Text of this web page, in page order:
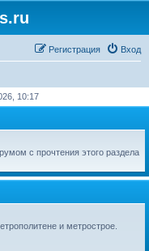
Вход
Регистрация
10:17
с прочтения этого раздела
и метрострое.